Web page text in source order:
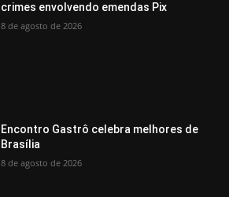
crimes envolvendo emendas Pix
8 de agosto de 2026
Encontro Gastrô celebra melhores de
Brasília
8 de agosto de 2026